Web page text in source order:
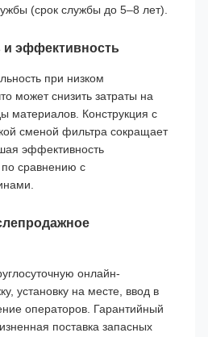
(срок службы до 5–8 лет).
и эффективность
при низком
может снизить затраты на
материалов. Конструкция с
сменой фильтра сокращает
эффективность
по сравнению с
онлайн-
установку на месте, ввод в
операторов. Гарантийный
поставка запасных